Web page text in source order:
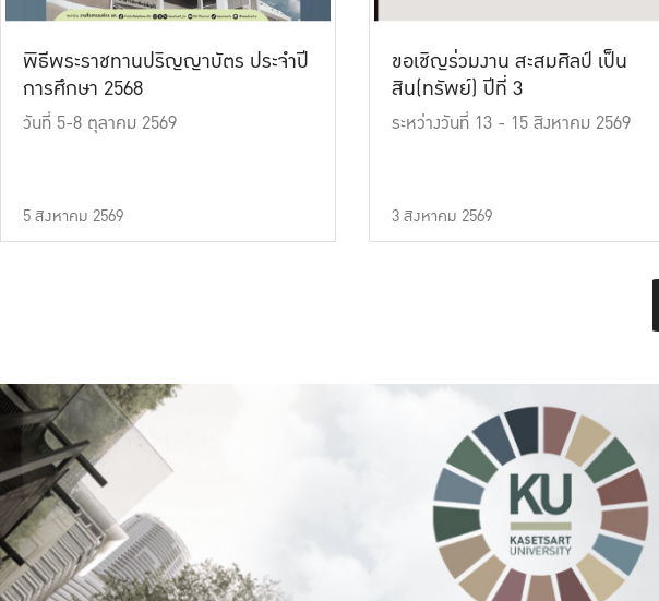
พิธีพระราชทานปริญญาบัตร ประจำปี
การศึกษา 2568
วันที่ 5-8 ตุลาคม 2569
5 สิงหาคม 2569
ขอเชิญร่วมงาน สะสมศิลป์ เป็น
สิน(ทรัพย์) ปีที่ 3
ระหว่างวันที่ 13 - 15 สิงหาคม 2569
3 สิงหาคม 2569